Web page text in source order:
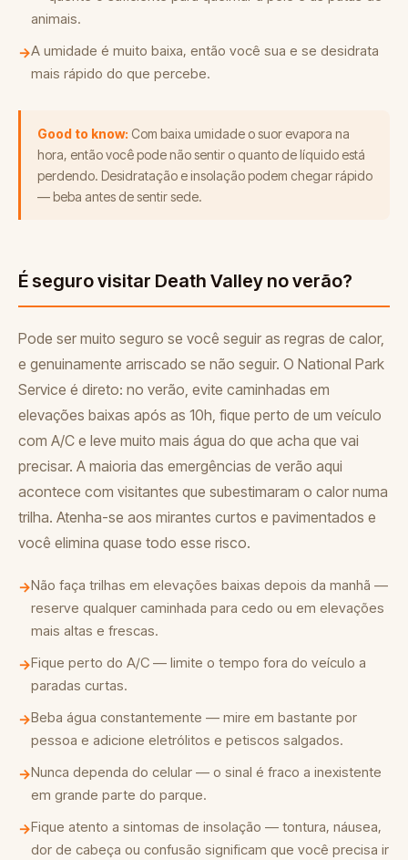
animais.
→A umidade é muito baixa, então você sua e se desidrata
mais rápido do que percebe.
Good to know: Com baixa umidade o suor evapora na
hora, então você pode não sentir o quanto de líquido está
perdendo. Desidratação e insolação podem chegar rápido
— beba antes de sentir sede.
É seguro visitar Death Valley no verão?
Pode ser muito seguro se você seguir as regras de calor,
e genuinamente arriscado se não seguir. O National Park
Service é direto: no verão, evite caminhadas em
elevações baixas após as 10h, fique perto de um veículo
com A/C e leve muito mais água do que acha que vai
precisar. A maioria das emergências de verão aqui
acontece com visitantes que subestimaram o calor numa
trilha. Atenha-se aos mirantes curtos e pavimentados e
você elimina quase todo esse risco.
→Não faça trilhas em elevações baixas depois da manhã —
reserve qualquer caminhada para cedo ou em elevações
mais altas e frescas.
→Fique perto do A/C — limite o tempo fora do veículo a
paradas curtas.
→Beba água constantemente — mire em bastante por
pessoa e adicione eletrólitos e petiscos salgados.
→Nunca dependa do celular — o sinal é fraco a inexistente
em grande parte do parque.
→Fique atento a sintomas de insolação — tontura, náusea,
dor de cabeça ou confusão significam que você precisa ir